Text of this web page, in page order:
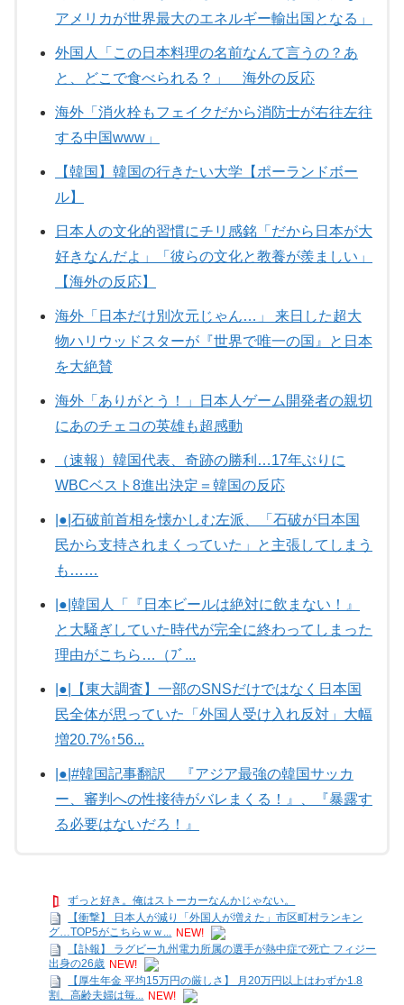
アメリカが世界最大のエネルギー輸出国となる」
外国人「この日本料理の名前なんて言うの？あ
と、どこで食べられる？」 海外の反応
海外「消火栓もフェイクだから消防士が右往左往
する中国www」
【韓国】韓国の行きたい大学【ポーランドボー
ル】
日本人の文化的習慣にチリ感銘「だから日本が大
好きなんだよ」「彼らの文化と教養が羨ましい」
【海外の反応】
海外「日本だけ別次元じゃん…」 来日した超大
物ハリウッドスターが『世界で唯一の国』と日本
を大絶賛
海外「ありがとう！」日本人ゲーム開発者の親切
にあのチェコの英雄も超感動
（速報）韓国代表、奇跡の勝利…17年ぶりに
WBCベスト8進出決定＝韓国の反応
|●|石破前首相を懐かしむ左派、「石破が日本国
民から支持されまくっていた」と主張してしまう
も……
|●|韓国人「『日本ビールは絶対に飲まない！』
と大騒ぎしていた時代が完全に終わってしまった
理由がこちら…（ﾌﾞ...
|●|【東大調査】一部のSNSだけではなく日本国
民全体が思っていた「外国人受け入れ反対」大幅
増20.7%↑56...
|●|#韓国記事翻訳 『アジア最強の韓国サッカ
ー、審判への性接待がバレまくる！』、『暴露す
る必要はないだろ！』
ずっと好き。俺はストーカーなんかじゃない。
【衝撃】 日本人が減り「外国人が増えた」市区町村ランキン
グ…TOP5がこちらｗｗ... NEW!
【訃報】 ラグビー九州電力所属の選手が熱中症で死亡 フィジー
出身の26歳 NEW!
【厚生年金 平均15万円の厳しさ】 月20万円以上はわずか1.8
割、高齢夫婦は毎... NEW!